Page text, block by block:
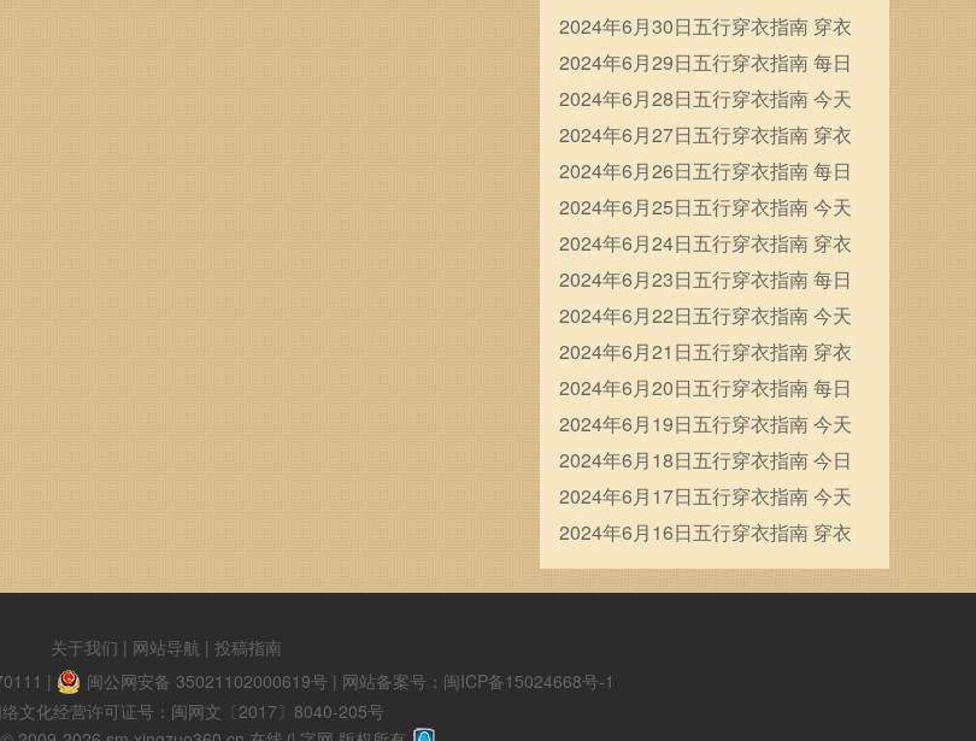
2024年6月30日五行穿衣指南 穿衣
五行色搭配
2024年6月29日五行穿衣指南 每日
穿衣五行颜色运势
2024年6月28日五行穿衣指南 今天
穿衣颜色是什么查询
2024年6月27日五行穿衣指南 穿衣
五行色搭配
2024年6月26日五行穿衣指南 每日
穿衣五行颜色运势
2024年6月25日五行穿衣指南 今天
穿衣颜色是什么查询
2024年6月24日五行穿衣指南 穿衣
五行色搭配
2024年6月23日五行穿衣指南 每日
穿衣五行颜色运势
2024年6月22日五行穿衣指南 今天
穿衣颜色是什么查询
2024年6月21日五行穿衣指南 穿衣
五行色搭配
2024年6月20日五行穿衣指南 每日
穿衣五行颜色运势
2024年6月19日五行穿衣指南 今天
穿衣颜色是什么查询
2024年6月18日五行穿衣指南 今日
幸运颜色是什么
2024年6月17日五行穿衣指南 今天
穿衣颜色是什么查询
2024年6月16日五行穿衣指南 穿衣
五行色搭配
关于我们 | 网站导航 | 投稿指南
| 闽公网安备 35021102000619号 | 网站备案号：闽ICP备15024668号-1
文化经营许可证号：闽网文〔2017〕8040-205号